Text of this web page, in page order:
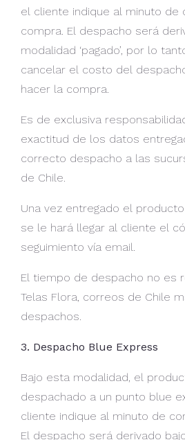
el cliente indique al minuto de
compra. El despacho será
modalidad ‘pagado’, por lo
cancelar el costo del
hacer la compra.
Es de exclusiva
exactitud de los datos
correcto despacho a las
de Chile.
Una vez entregado el
se le hará llegar al cliente el
seguimiento vía email.
El tiempo de despacho no es
Telas Flora, correos de Chile
despachos.
3. Despacho Blue Express
Bajo esta modalidad, el
despachado a un punto blue
cliente indique al minuto de
El despacho será derivado